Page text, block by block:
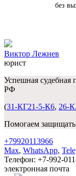
без
Виктор Лежнев
юрист
Успешная судебная
РФ
(31-КГ21-5-К6, 26-
Помогаем
+79920113966
Max, WhatsApp,
Телефон: +7-992-
электронная почта